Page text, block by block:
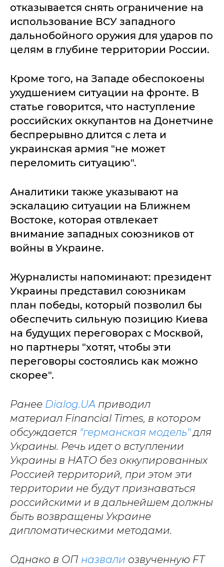
отказывается снять ограничение на
использование ВСУ западного
дальнобойного оружия для ударов по
целям в глубине территории России.
Кроме того, на Западе обеспокоены
ухудшением ситуации на фронте. В
статье говорится, что наступление
российских оккупантов на Донетчине
беспрерывно длится с лета и
украинская армия "не может
переломить ситуацию".
Аналитики также указывают на
эскалацию ситуации на Ближнем
Востоке, которая отвлекает
внимание западных союзников от
войны в Украине.
Журналисты напоминают: президент
Украины представил союзникам
план победы, который позволил бы
обеспечить сильную позицию Киева
на будущих переговорах с Москвой,
но партнеры "хотят, чтобы эти
переговоры состоялись как можно
скорее".
Ранее Dialog.UA приводил
материал Financial Times, в котором
обсуждается "германская модель"для
Украины. Речь идет о вступлении
Украины в НАТО без оккупированных
Россией территорий, при этом эти
территории не будут признаваться
российскими и в дальнейшем должны
быть возвращены Украине
дипломатическими методами.
Однако в ОП назвали озвученную FT